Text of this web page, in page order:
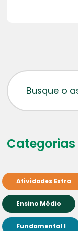
Categorias
Atividades Extra
Ensino Médio
Fundamental I